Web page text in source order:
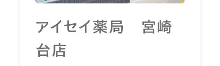
アイセイ薬局 宮崎
台店